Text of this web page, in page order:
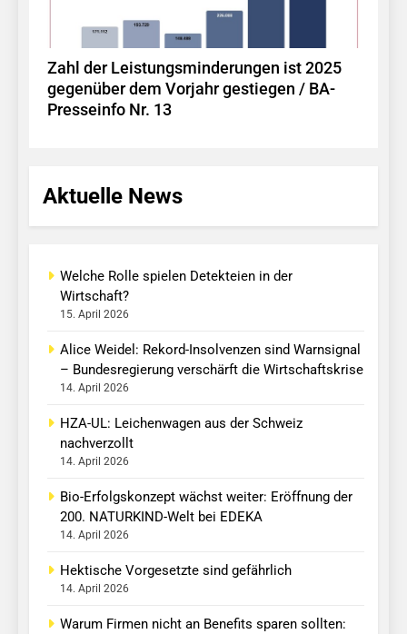
Zahl der Leistungsminderungen ist 2025
gegenüber dem Vorjahr gestiegen / BA-
Presseinfo Nr. 13
Aktuelle News
Welche Rolle spielen Detekteien in der
Wirtschaft?
15. April 2026
Alice Weidel: Rekord-Insolvenzen sind Warnsignal
– Bundesregierung verschärft die Wirtschaftskrise
14. April 2026
HZA-UL: Leichenwagen aus der Schweiz
nachverzollt
14. April 2026
Bio-Erfolgskonzept wächst weiter: Eröffnung der
200. NATURKIND-Welt bei EDEKA
14. April 2026
Hektische Vorgesetzte sind gefährlich
14. April 2026
Warum Firmen nicht an Benefits sparen sollten: